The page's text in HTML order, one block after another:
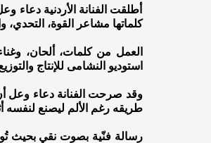
أطلقت الفنانة الأردنية
كلماتها مشاعر القوة،
العمل من كلمات، ألحان،
استوديو النشامى للإنتاج
وقد صرحت الفنانة دعاء وعل
طريقه رغم الألم ليصنع لنفسه
رسالة فنّية بصوت نقي بحيث